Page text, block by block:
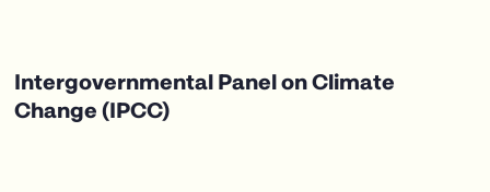
Intergovernmental Panel on Climate
Change (IPCC)